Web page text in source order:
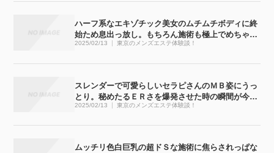
ハーフ系なエキゾチック美女のムチムチボディに終
始ため息出っ放し。もちろん施術も極上でめちゃく
ちゃ気持ち良かったです
2025/02/13 東京のメンズエステ体験談！
スレンダーで可愛らしいセラピさんのＭＢ姿にうっ
とり。秘めたるＥＲさを爆発させた時の瞬間が今で
も忘れられません
2025/02/13 東京のメンズエステ体験談！
ムッチリ色白巨乳の超ドＳな施術に焦らされっぱな